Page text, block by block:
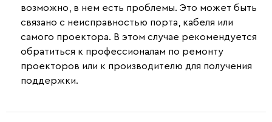
возможно, в нем есть проблемы. Это может быть
связано с неисправностью порта, кабеля или
самого проектора. В этом случае рекомендуется
обратиться к профессионалам по ремонту
проекторов или к производителю для получения
поддержки.